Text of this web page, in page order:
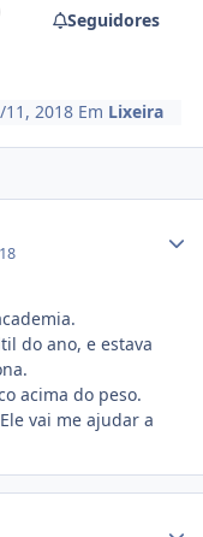
Seguidores
11, 2018 Em Lixeira
do ano, e estava
acima do peso.
vai me ajudar a